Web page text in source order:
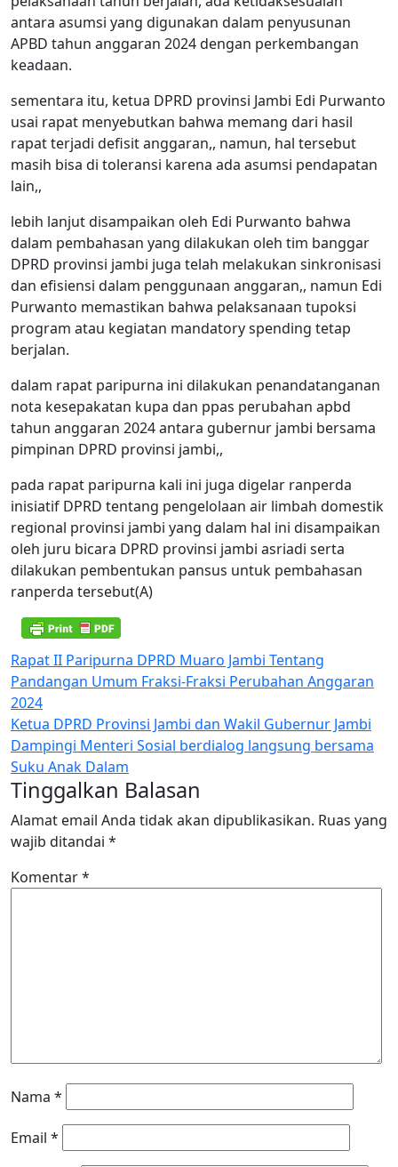
antara asumsi yang digunakan dalam penyusunan
APBD tahun anggaran 2024 dengan perkembangan
keadaan.
sementara itu, ketua DPRD provinsi Jambi Edi Purwanto
usai rapat menyebutkan bahwa memang dari hasil
rapat terjadi defisit anggaran,, namun, hal tersebut
masih bisa di toleransi karena ada asumsi pendapatan
lain,,
lebih lanjut disampaikan oleh Edi Purwanto bahwa
dalam pembahasan yang dilakukan oleh tim banggar
DPRD provinsi jambi juga telah melakukan sinkronisasi
dan efisiensi dalam penggunaan anggaran,, namun Edi
Purwanto memastikan bahwa pelaksanaan tupoksi
program atau kegiatan mandatory spending tetap
berjalan.
dalam rapat paripurna ini dilakukan penandatanganan
nota kesepakatan kupa dan ppas perubahan apbd
tahun anggaran 2024 antara gubernur jambi bersama
pimpinan DPRD provinsi jambi,,
pada rapat paripurna kali ini juga digelar ranperda
inisiatif DPRD tentang pengelolaan air limbah domestik
regional provinsi jambi yang dalam hal ini disampaikan
oleh juru bicara DPRD provinsi jambi asriadi serta
dilakukan pembentukan pansus untuk pembahasan
ranperda tersebut(A)
Navigasi
pos
Rapat II Paripurna DPRD Muaro Jambi Tentang
Pandangan Umum Fraksi-Fraksi Perubahan Anggaran
2024
Ketua DPRD Provinsi Jambi dan Wakil Gubernur Jambi
Dampingi Menteri Sosial berdialog langsung bersama
Suku Anak Dalam
Tinggalkan Balasan
Alamat email Anda tidak akan dipublikasikan. Ruas yang
wajib ditandai *
Komentar*
Nama *
Email *